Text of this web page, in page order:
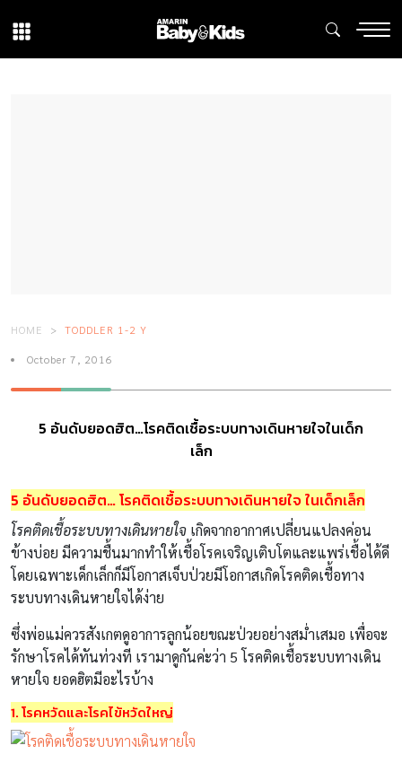
HOME TODDLER 1-2 Y
October 7, 2016
5 อันดับยอดฮิต…โรคติดเชื้อระบบทางเดินหายใจในเด็ก
เล็ก
5 อันดับยอดฮิต… โรคติดเชื้อระบบทางเดินหายใจ ในเด็กเล็ก
โรคติดเชื้อระบบทางเดินหายใจ เกิดจากอากาศเปลี่ยนแปลงค่อน
ข้างบ่อย มีความชื้นมากทำให้เชื้อโรคเจริญเติบโตและแพร่เชื้อได้ดี
โดยเฉพาะเด็กเล็กก็มีโอกาสเจ็บป่วยมีโอกาสเกิดโรคติดเชื้อทาง
ระบบทางเดินหายใจได้ง่าย
ซึ่งพ่อแม่ควรสังเกตดูอาการลูกน้อยขณะป่วยอย่างสม่ำเสมอ เพื่อจะ
รักษาโรคได้ทันท่วงที เรามาดูกันค่ะว่า 5 โรคติดเชื้อระบบทางเดิน
หายใจ ยอดฮิตมีอะไรบ้าง
1. โรคหวัดและโรคไข้หวัดใหญ่